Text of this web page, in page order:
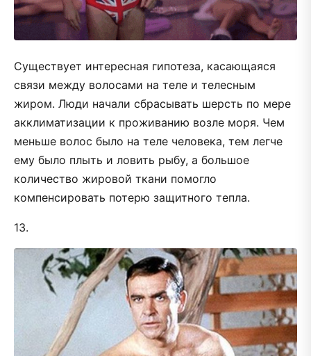
Существует интересная гипотеза, касающаяся
связи между волосами на теле и телесным
жиром. Люди начали сбрасывать шерсть по мере
акклиматизации к проживанию возле моря. Чем
меньше волос было на теле человека, тем легче
ему было плыть и ловить рыбу, а большое
количество жировой ткани помогло
компенсировать потерю защитного тепла.
13.